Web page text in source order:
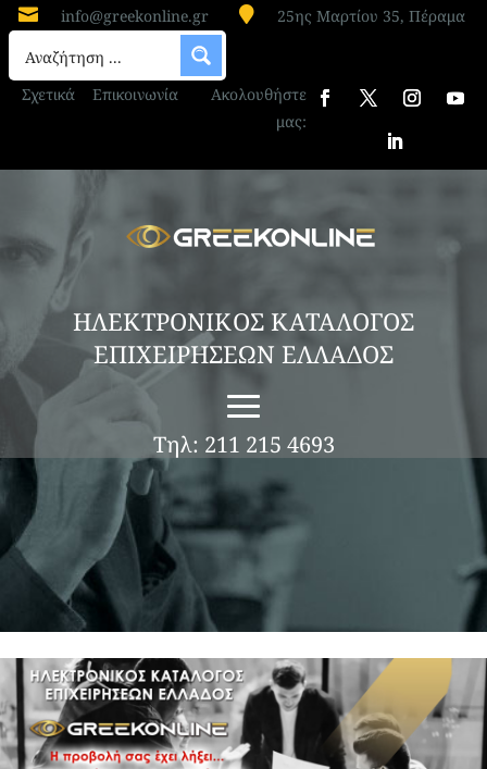
 info@greekonline.gr  25ης Μαρτίου 35, Πέραμα
Σχετικά Επικοινωνία
Ακολουθήστε
μας:
ΗΛΕΚΤΡΟΝΙΚΟΣ ΚΑΤΑΛΟΓΟΣ
ΕΠΙΧΕΙΡΗΣΕΩΝ ΕΛΛΑΔΟΣ
Τηλ: 211 215 4693